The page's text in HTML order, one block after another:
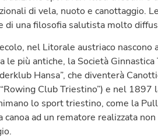
di vela, nuoto e canottaggio.
di una filosofia salutista molto
nel Litorale austriaco nascono
le più antiche, la Società
Hansa”, che diventerà
Club Triestino”) e nel
lo sport triestino, come la
canoa ad un rematore realizzata